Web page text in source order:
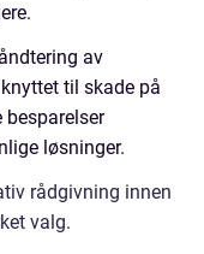
av
til skade på
løsninger.
rådgivning innen
valg.